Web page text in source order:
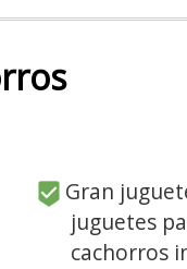
Gran
juguetes
cachorros